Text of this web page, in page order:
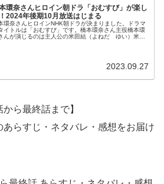
環奈さんヒロイン朝ドラ「おむすび」が楽し
2024年後期10月放送はじまる
環奈さんヒロインNHK朝ドラが決まりました。ドラマ
イトルは「おむすび」です。橋本環奈さん主役橋本環
んが演じるのは主人公の米田結（よねだ ゆい）米田
2023.09.27
ら最終話まで】
らすじ・ネタバレ・感想をお届け